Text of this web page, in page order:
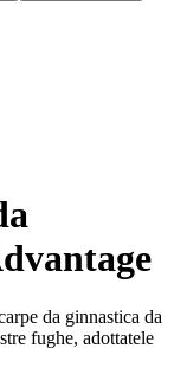
da ginnastica da
fughe, adottatele